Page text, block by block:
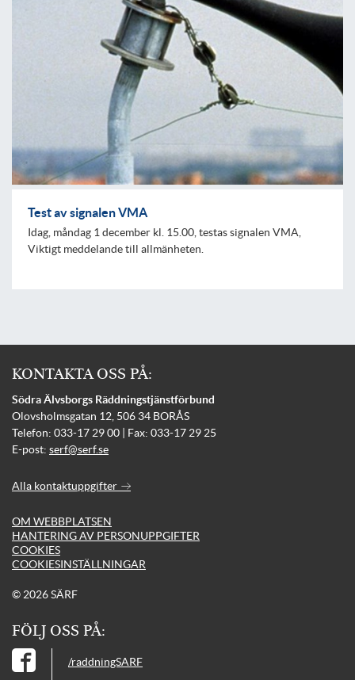
Test av signalen VMA
Idag, måndag 1 december kl. 15.00, testas signalen VMA,
Viktigt meddelande till allmänheten.
KONTAKTA OSS PÅ:
Södra Älvsborgs Räddningstjänstförbund
Olovsholmsgatan 12, 506 34 BORÅS
Telefon: 033-17 29 00 | Fax: 033-17 29 25
E-post: serf@serf.se
Alla kontaktuppgifter
OM WEBBPLATSEN
HANTERING AV PERSONUPPGIFTER
COOKIES
COOKIESINSTÄLLNINGAR
© 2026 SÄRF
FÖLJ OSS PÅ:
/raddningSARF